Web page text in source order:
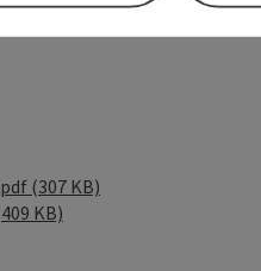
(307 KB)
KB)